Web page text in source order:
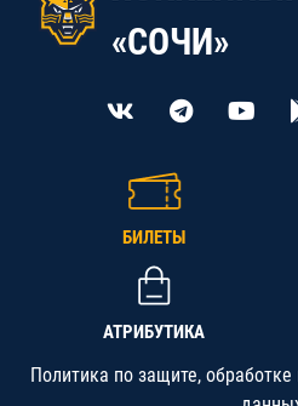
«СОЧИ»
БИЛЕТЫ
АТРИБУТИКА
Политика по защите,